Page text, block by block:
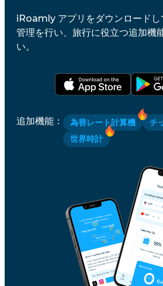
iRoamly アプリをダウンロードし
管理を行い、旅行に役立つ追加機
い。
追加機能 ： 為替レート計算機
チ
世界時計